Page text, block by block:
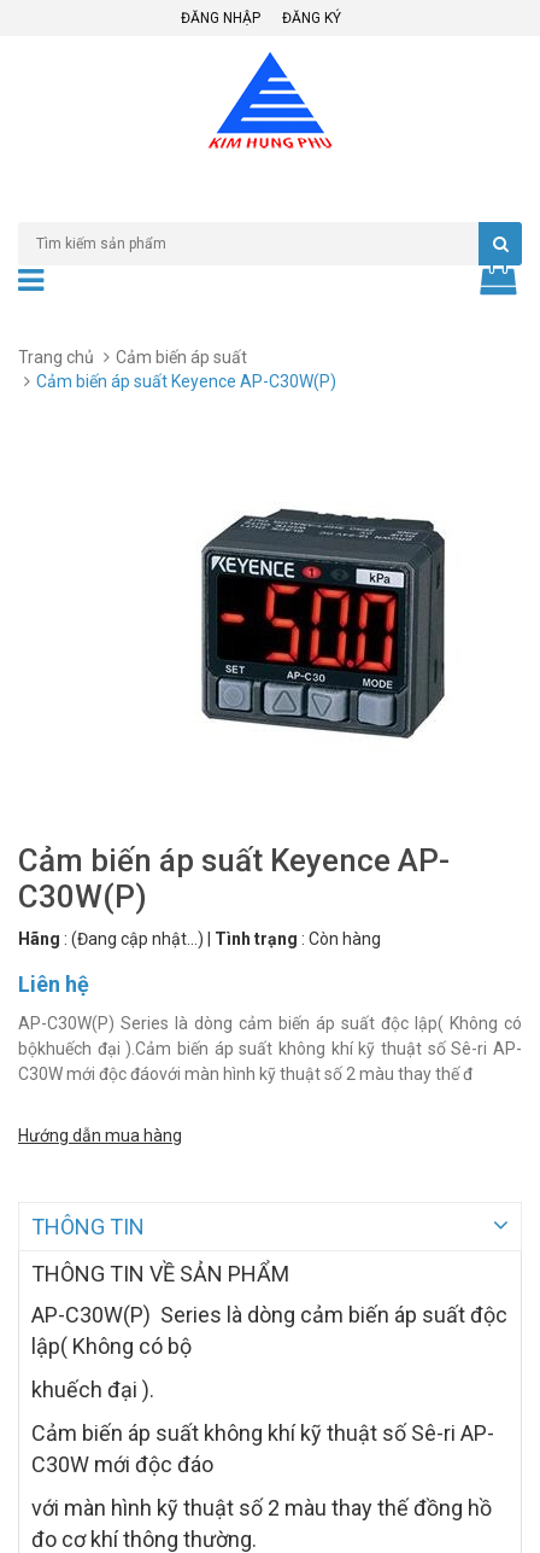
ĐĂNG NHẬP ĐĂNG KÝ
Trang chủ
Cảm biến áp suất
Cảm biến áp suất Keyence AP-C30W(P)
Cảm biến áp suất Keyence AP-
C30W(P)
Hãng : (Đang cập nhật...) Tình trạng : Còn hàng
Liên hệ
AP-C30W(P) Series là dòng cảm biến áp suất độc lập( Không có
bộkhuếch đại ).Cảm biến áp suất không khí kỹ thuật số Sê-ri AP-
C30W mới độc đáovới màn hình kỹ thuật số 2 màu thay thế đ
Hướng dẫn mua hàng
THÔNG TIN
THÔNG TIN VỀ SẢN PHẨM
AP-C30W(P) Series là dòng cảm biến áp suất độc
lập( Không có bộ
khuếch đại ).
Cảm biến áp suất không khí kỹ thuật số Sê-ri AP-
C30W mới độc đáo
với màn hình kỹ thuật số 2 màu thay thế đồng hồ
đo cơ khí thông thường.